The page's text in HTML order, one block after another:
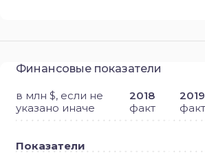
Финансовые показатели
в млн $, если не
указано иначе
2018
факт
2019
факт
Показатели